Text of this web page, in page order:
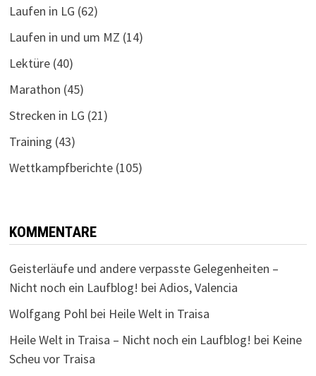
Laufen in LG (62)
Laufen in und um MZ (14)
Lektüre(40)
Marathon (45)
Strecken in LG (21)
Training (43)
Wettkampfberichte(105)
KOMMENTARE
Geisterläufe und andere verpasste Gelegenheiten –
Nicht noch ein Laufblog! bei Adios, Valencia
Wolfgang Pohlbei Heile Welt in Traisa
Heile Welt in Traisa – Nicht noch ein Laufblog! bei Keine
Scheu vor Traisa